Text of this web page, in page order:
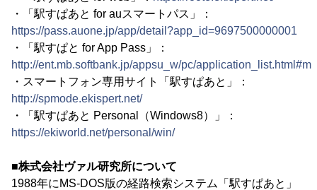
・「駅すぱあと for auスマートパス」：
https://pass.auone.jp/app/detail?app_id=9697500000001
・「駅すぱと for App Pass」：
http://ent.mb.softbank.jp/appsu_w/pc/
・スマートフォン専用サイト「駅すぱあと」：
http://spmode.ekispert.net/
・「駅すぱあと Personal（Windows8）」：
https://ekiworld.net/personal/win/
■株式会社ヴァル研究所について
1988年にMS-DOS版の経路検索システム「駅すぱあと」